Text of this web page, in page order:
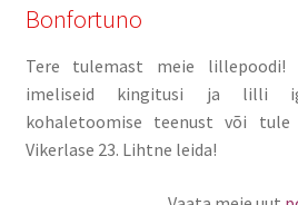
Bonfortuno
Tere tulemast meie lillepoodi!
imeliseid kingitusi ja lilli
kohaletoomise teenust või tule
Vikerlase 23. Lihtne leida!